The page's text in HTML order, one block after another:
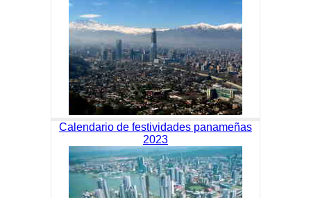
Calendario de festividades panameñas
2023